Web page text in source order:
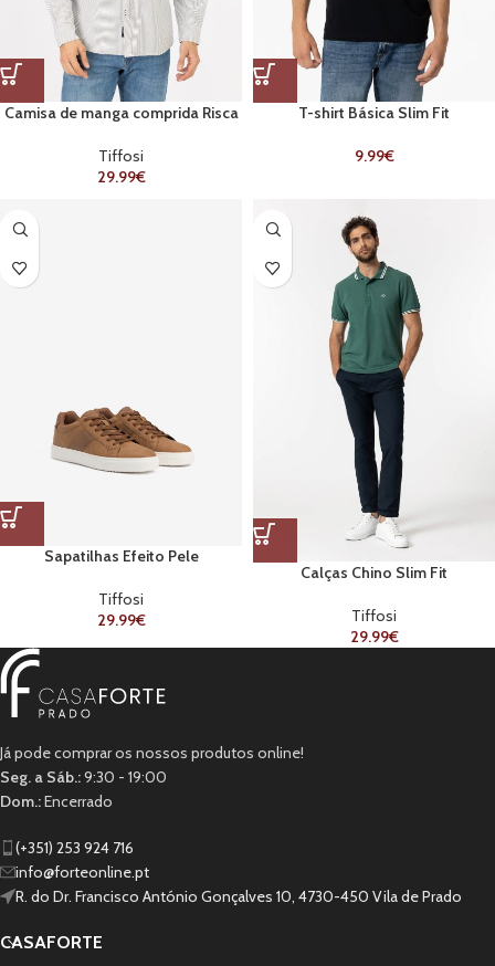
Camisa de manga comprida Risca
Tiffosi
29.99€
T-shirt Básica Slim Fit
9.99€
Sapatilhas Efeito Pele
Tiffosi
29.99€
Calças Chino Slim Fit
Tiffosi
29.99€
Já pode comprar os nossos produtos online!
Seg. a Sáb.:9:30 - 19:00
Dom.:Encerrado
(+351) 253 924 716
info@forteonline.pt
R. do Dr. Francisco António Gonçalves 10, 4730-450 Vila de Prado
CASAFORTE